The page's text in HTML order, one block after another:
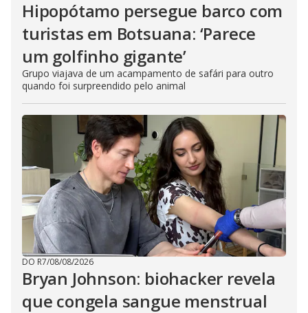
Hipopótamo persegue barco com
turistas em Botsuana: ‘Parece
um golfinho gigante’
Grupo viajava de um acampamento de safári para outro
quando foi surpreendido pelo animal
DO R7/08/08/2026
Bryan Johnson: biohacker revela
que congela sangue menstrual